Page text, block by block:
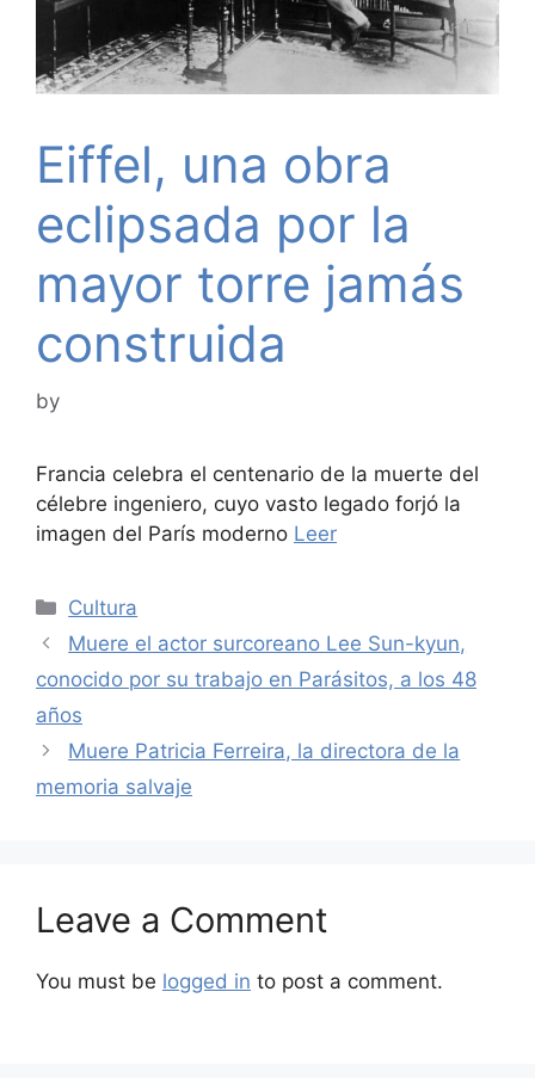
Eiffel, una obra
eclipsada por la
mayor torre jamás
construida
by
Francia celebra el centenario de la muerte del
célebre ingeniero, cuyo vasto legado forjó la
imagen del París moderno Leer
Categories
Cultura
Muere el actor surcoreano Lee Sun-kyun,
conocido por su trabajo en Parásitos, a los 48
años
Muere Patricia Ferreira, la directora de la
memoria salvaje
Leave a Comment
You must be logged in to post a comment.